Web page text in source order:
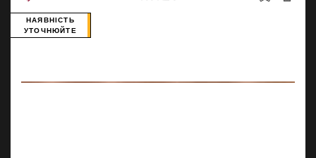
НАЯВНІСТЬ
УТОЧНЮЙТЕ